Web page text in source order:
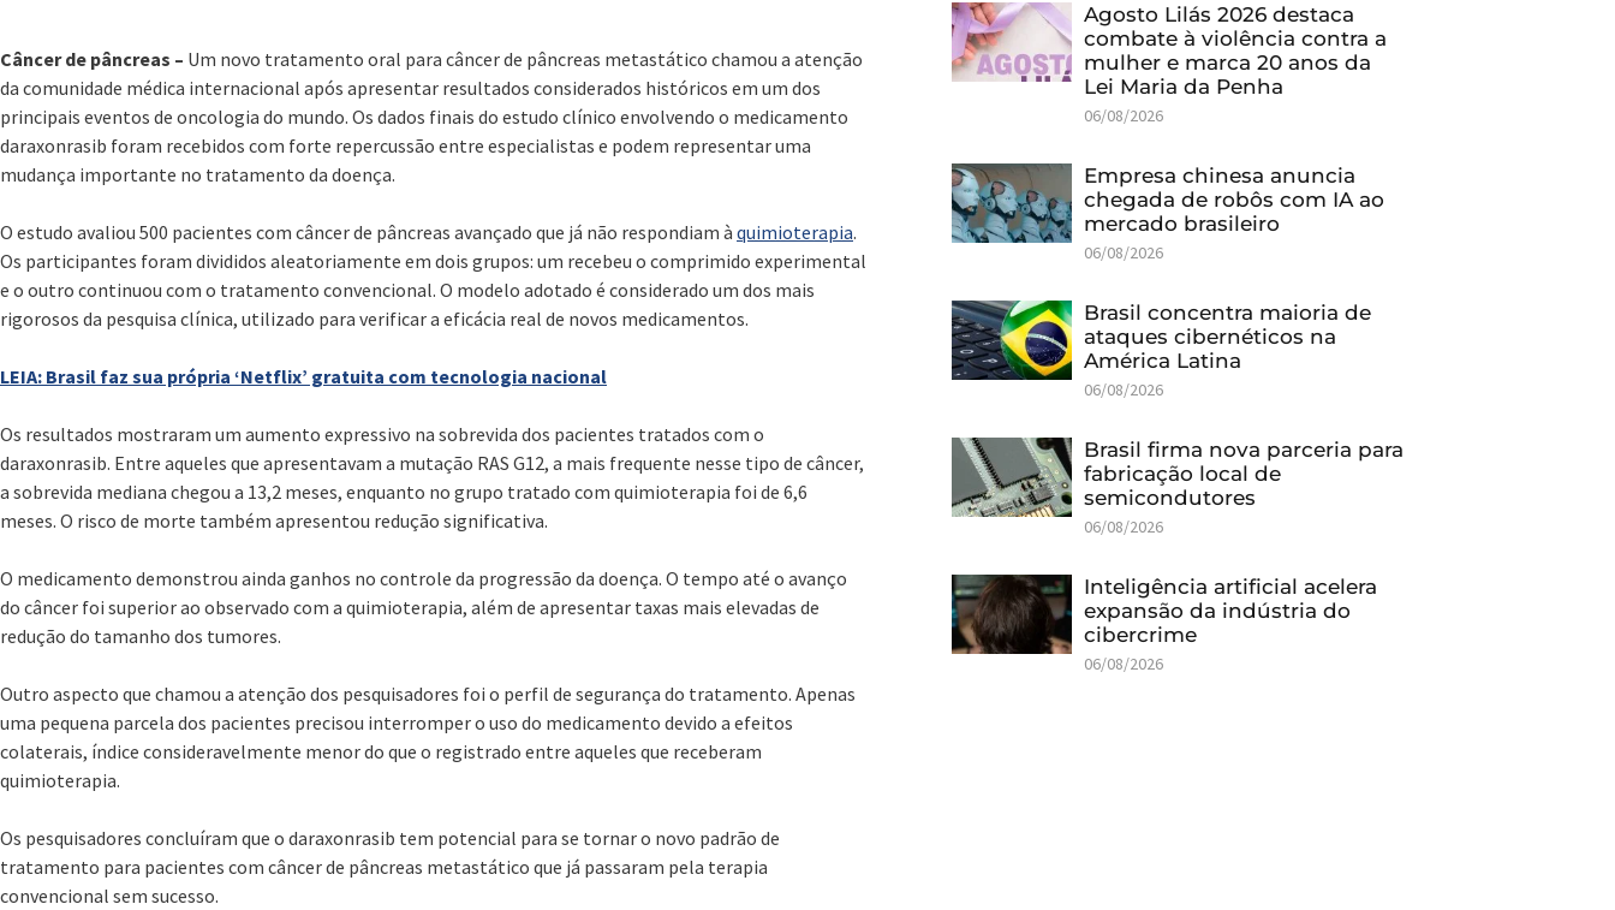
Câncer de pâncreas – Um novo tratamento oral para câncer de pâncreas metastático chamou a atenção
da comunidade médica internacional após apresentar resultados considerados históricos em um dos
principais eventos de oncologia do mundo. Os dados finais do estudo clínico envolvendo o medicamento
daraxonrasib foram recebidos com forte repercussão entre especialistas e podem representar uma
mudança importante no tratamento da doença.
O estudo avaliou 500 pacientes com câncer de pâncreas avançado que já não respondiam à quimioterapia.
Os participantes foram divididos aleatoriamente em dois grupos: um recebeu o comprimido experimental
e o outro continuou com o tratamento convencional. O modelo adotado é considerado um dos mais
rigorosos da pesquisa clínica, utilizado para verificar a eficácia real de novos medicamentos.
LEIA: Brasil faz sua própria ‘Netflix’ gratuita com tecnologia nacional
Os resultados mostraram um aumento expressivo na sobrevida dos pacientes tratados com o
daraxonrasib. Entre aqueles que apresentavam a mutação RAS G12, a mais frequente nesse tipo de câncer,
a sobrevida mediana chegou a 13,2 meses, enquanto no grupo tratado com quimioterapia foi de 6,6
meses. O risco de morte também apresentou redução significativa.
O medicamento demonstrou ainda ganhos no controle da progressão da doença. O tempo até o avanço
do câncer foi superior ao observado com a quimioterapia, além de apresentar taxas mais elevadas de
redução do tamanho dos tumores.
Outro aspecto que chamou a atenção dos pesquisadores foi o perfil de segurança do tratamento. Apenas
uma pequena parcela dos pacientes precisou interromper o uso do medicamento devido a efeitos
colaterais, índice consideravelmente menor do que o registrado entre aqueles que receberam
quimioterapia.
Os pesquisadores concluíram que o daraxonrasib tem potencial para se tornar o novo padrão de
tratamento para pacientes com câncer de pâncreas metastático que já passaram pela terapia
convencional sem sucesso.
Agosto Lilás 2026 destaca
combate à violência contra a
mulher e marca 20 anos da
Lei Maria da Penha
06/08/2026
Empresa chinesa anuncia
chegada de robôs com IA ao
mercado brasileiro
06/08/2026
Brasil concentra maioria de
ataques cibernéticos na
América Latina
06/08/2026
Brasil firma nova parceria para
fabricação local de
semicondutores
06/08/2026
Inteligência artificial acelera
expansão da indústria do
cibercrime
06/08/2026